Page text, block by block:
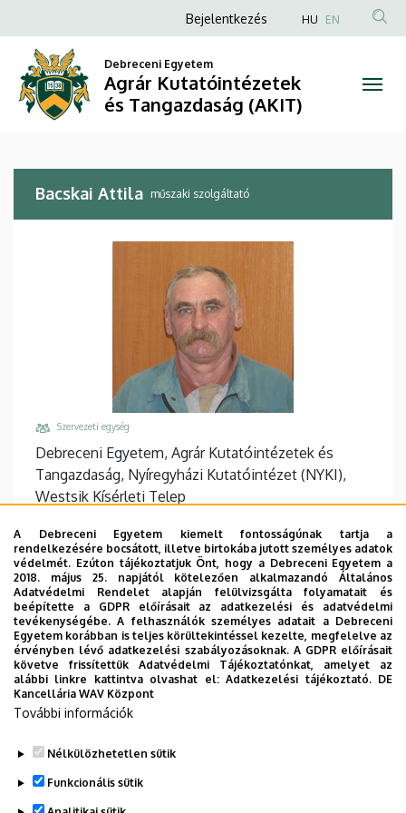
Attila
Agrár
Kutatóintézetek
Tangazdaság
a
tartalomra
Anonim
fiók
menüje
Bejelentkezés HU EN
Debreceni Egyetem
Agrár Kutatóintézetek
és Tangazdaság (AKIT)
Bacskai Attila műszaki szolgáltató
Szervezeti egység
Debreceni Egyetem, Agrár Kutatóintézetek és
Tangazdaság, Nyíregyházi Kutatóintézet (NYKI),
Westsik Kísérleti Telep
+36 42 594 300 / 337
Fax
+36 42 430 009
Cím
4400 Nyíregyháza, Westsik Vilmos út 4-6.
Épület, emelet, ajtó
NYKI Központi főépület, (Nyíregyháza)
Website
A Debreceni Egyetem kiemelt fontosságúnak tartja a
rendelkezésére bocsátott, illetve birtokába jutott személyes adatok
védelmét. Ezúton tájékoztatjuk Önt, hogy a Debreceni Egyetem a
2018. május 25. napjától kötelezően alkalmazandó Általános
Adatvédelmi Rendelet alapján felülvizsgálta folyamatait és
beépítette a GDPR előírásait az adatkezelési és adatvédelmi
tevékenységébe. A felhasználók személyes adatait a Debreceni
Egyetem korábban is teljes körültekintéssel kezelte, megfelelve az
érvényben lévő adatkezelési szabályozásoknak. A GDPR előírásait
követve frissítettük Adatvédelmi Tájékoztatónkat, amelyet az
alábbi linkre kattintva olvashat el:Adatkezelési tájékoztató. DE
Kancellária WAV Központ
További információk
Nélkülözhetetlen sütik
Funkcionális sütik